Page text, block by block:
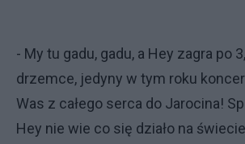
- My tu gadu, gadu, a Hey zagra po
drzemce, jedyny w tym roku
Was z całego serca do Jarocina!
Hey nie wie co się działo na